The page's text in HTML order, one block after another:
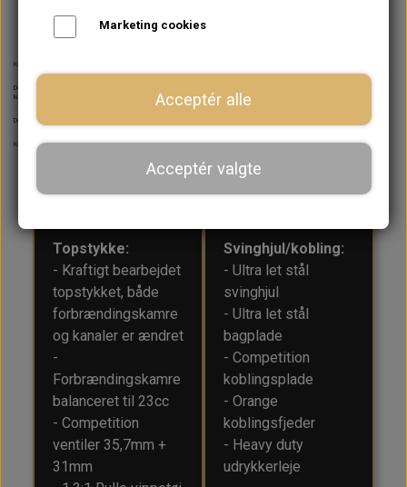
Kundens ønske var en effektfuld trackday motor, som også kan bruges på gaden i ny og næ.
Det har resulteret i denne kraftige motor, som leverer 105 HK og et kraftigt moment helt fra bunden af kurven. Alt er bygget og valgt i samspil med
kundens ønsker.
Den gule farve med meget aluminium er valgt for at lyse op og passer fantastisk i motorrummet på hans friske røde racer.
Kunden lagde selv motoren i bilen og kom forbi vores værksted til trimning for indkøringen og sluttrimningen.
Topstykke:
- Kraftigt bearbejdet
topstykket, både
forbrændingskamre
og kanaler er ændret
-
Forbrændingskamre
balanceret til 23cc
- Competition
ventiler 35,7mm +
31mm
Svinghjul/kobling:
- Ultra let stål
svinghjul
- Ultra let stål
bagplade
- Competition
koblingsplade
- Orange
koblingsfjeder
- Heavy duty
udrykkerleje
Marketing cookies
Acceptér alle
Acceptér valgte